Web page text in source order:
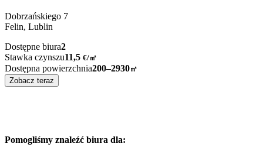
Dobrzańskiego 7
Felin, Lublin
Dostępne biura2
Stawka czynszu11,5 €/㎡
Dostępna powierzchnia200–2930㎡
Zobacz teraz
Pomogliśmy znaleźć biura dla: